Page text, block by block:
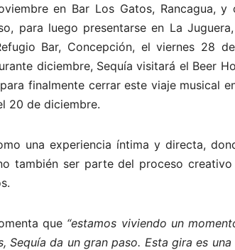
en Bar Los Gatos, Rancagua,
para luego presentarse en La
Bar, Concepción, el viernes 28
diciembre, Sequía visitará el Beer
finalmente cerrar este viaje musical
20 de diciembre.
una experiencia íntima y directa,
también ser parte del proceso
que “estamos viviendo un
Sequía da un gran paso. Esta gira es